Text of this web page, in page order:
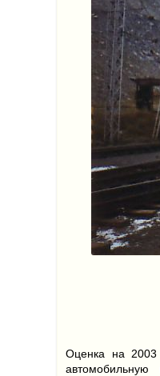
Оценка на 2003